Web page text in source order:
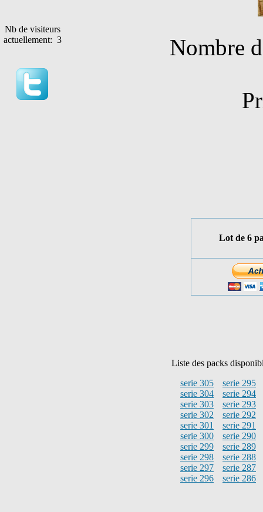
Nb de visiteurs
actuellement: 3
Nombre
Lot de 6
Liste des packs
serie 305
serie 304
serie 303
serie 302
serie 301
serie 300
serie 299
serie 298
serie 297
serie 296
serie 295
serie 294
serie 293
serie 292
serie 291
serie 290
serie 289
serie 288
serie 287
serie 286